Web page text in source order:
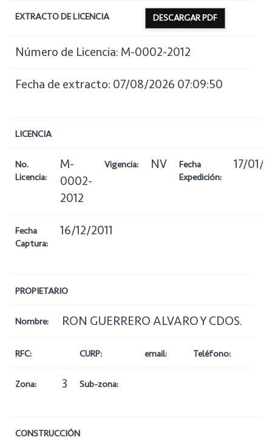
EXTRACTO DE LICENCIA DESCARGAR PDF
Número de Licencia: M-0002-2012
Fecha de extracto: 07/08/2026 07:09:50
LICENCIA
No.
Licencia:
M-
0002-
2012
Vigencia: NV
Fecha
Expedición:
17/01/
Fecha
Captura:
16/12/2011
PROPIETARIO
Nombre: RON GUERRERO ALVARO Y CDOS.
RFC: CURP: email: Teléfono:
Zona: 3 Sub-zona:
CONSTRUCCIÓN